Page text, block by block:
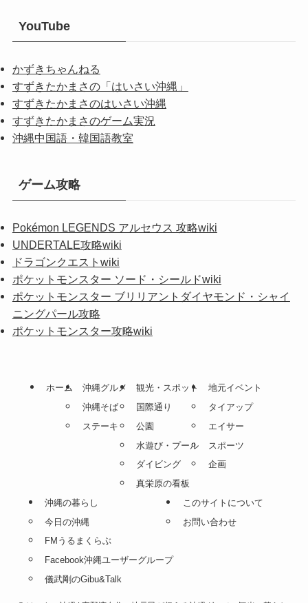
YouTube
かずきちゃんねる
すずきたかまさの「はいさい沖縄」
すずきたかまさのはいさい沖縄
すずきたかまさのゲーム実況
沖縄中国語・韓国語教室
ゲーム攻略
Pokémon LEGENDS アルセウス 攻略wiki
UNDERTALE攻略wiki
ドラゴンクエストwiki
ポケットモンスター ソード・シールドwiki
ポケットモンスター ブリリアントダイヤモンド・シャイ
ニングパール攻略
ポケットモンスター攻略wiki
ホーム
沖縄グルメ
沖縄そば
ステーキ
観光・スポット
国際通り
公園
水遊び・プール
ダイビング
真栄原の看板
地元イベント
タイアップ
エイサー
スポーツ
企画
沖縄の暮らし
今日の沖縄
FMうるまくらぶ
Facebook沖縄ユーザーグループ
儀武剛のGibu&Talk
このサイトについて
お問い合わせ